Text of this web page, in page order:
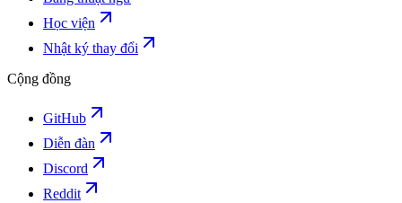
Học viện
Nhật ký thay đổi
Cộng đồng
GitHub
Diễn đàn
Discord
Reddit